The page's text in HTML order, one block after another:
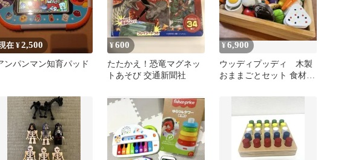
在 ¥2,500
ンパンマン知育パッド
¥600
たたかえ！恐竜マグネッ
トあそび 交通新聞社
¥6,900
ウッディプッディ 木製
おままごとセット 食材